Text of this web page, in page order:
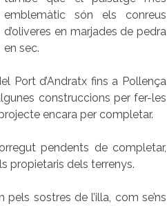
emblemàtic són els conreus
d’oliveres en marjades de pedra
en sec.
Port d’Andratx fins a Pollença
construccions per fer-les
encara per completar.
pendents de completar,
propietaris dels terrenys.
sostres de l’illa, com se’ns